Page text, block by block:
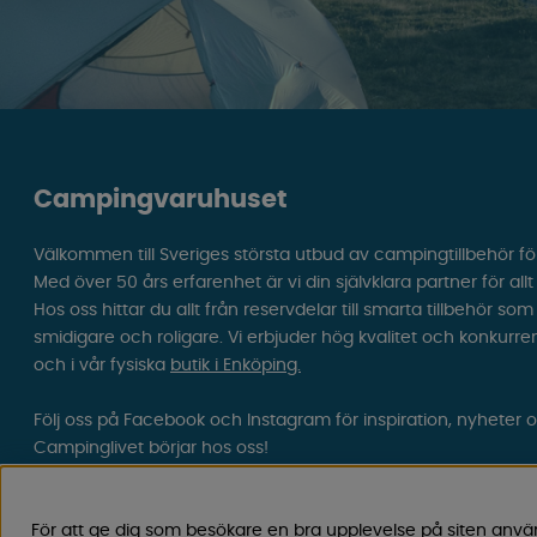
Campingvaruhuset
Välkommen till Sveriges största utbud av campingtillbehör
Med över 50 års erfarenhet är vi din självklara partner för
Hos oss hittar du allt från reservdelar till smarta tillbehör
smidigare och roligare. Vi erbjuder hög kvalitet och
och i vår fysiska butik i Enköping.
Följ oss på Facebook och Instagram för inspiration, nyheter
Campinglivet börjar hos oss!
För att ge dig som besökare en bra upplevelse på siten